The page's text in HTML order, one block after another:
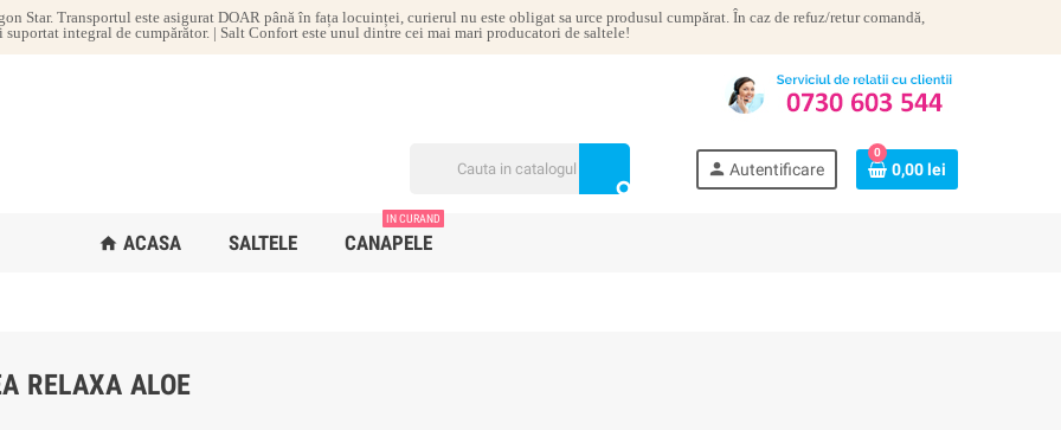
Star. Transportul este asigurat DOAR până în fața locuinței, curierul nu este obligat sa urce produsul cumpărat. În caz de refuz/retur comandă,
integral de cumpărător. | Salt Confort este unul dintre cei mai mari producatori de saltele!
search
person Autentificare
0
0,00 lei
home ACASA SALTELE CANAPELE
IN CURAND
RELAXA ALOE